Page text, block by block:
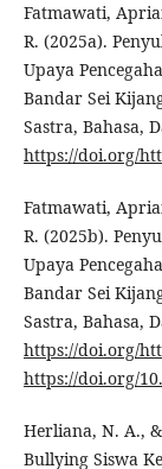
Fatmawati,
R. (2025a).
Upaya
Bandar Sei
Sastra, Bahasa,
https://doi.org/
Fatmawati,
R. (2025b).
Upaya
Bandar Sei
Sastra, Bahasa,
https://doi.org/
https://doi.org/
Herliana, N. A.,
Bullying Siswa